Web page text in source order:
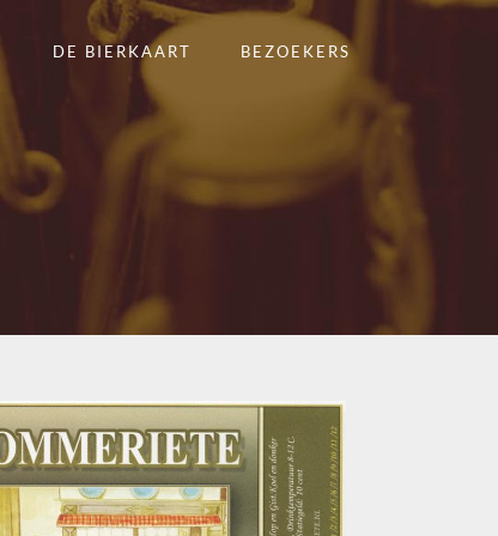
DE BIERKAART BEZOEKERS